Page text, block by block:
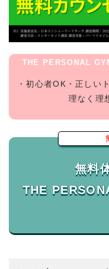
THE PERSONAL
・初心者OK・正しい
理なく理
無料
THE